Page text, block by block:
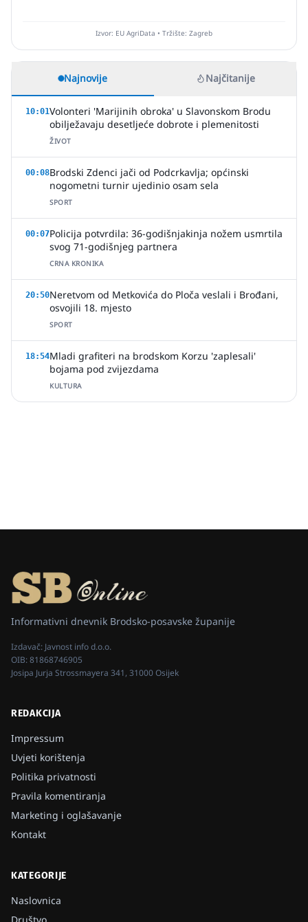
Izvor: EU AgriData • Tržište: Zagreb
Najnovije Najčitanije
10:01Volonteri 'Marijinih obroka' u Slavonskom Brodu
obilježavaju desetljeće dobrote i plemenitosti
ŽIVOT
00:08Brodski Zdenci jači od Podcrkavlja; općinski
nogometni turnir ujedinio osam sela
SPORT
00:07Policija potvrdila: 36-godišnjakinja nožem usmrtila
svog 71-godišnjeg partnera
CRNA KRONIKA
20:50Neretvom od Metkovića do Ploča veslali i Brođani,
osvojili 18. mjesto
SPORT
18:54Mladi grafiteri na brodskom Korzu 'zaplesali'
bojama pod zvijezdama
KULTURA
Informativni dnevnik Brodsko-posavske županije
Izdavač: Javnost info d.o.o.
OIB:81868746905
Josipa Jurja Strossmayera 341, 31000 Osijek
REDAKCIJA
Impressum
Uvjeti korištenja
Politika privatnosti
Pravila komentiranja
Marketing i oglašavanje
Kontakt
KATEGORIJE
Naslovnica